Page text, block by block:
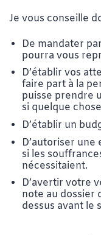
Je vous conseille
De mandater
pourra vous
D’établir vos
faire part à la
puisse prendre
si quelque
D’établir un
D’autoriser une
si les
nécessitaient.
D’avertir votre
note au dossier
dessus avant le